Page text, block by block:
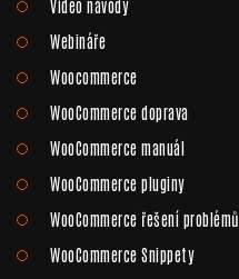
Video návody
Webináře
Woocommerce
WooCommerce doprava
WooCommerce manuál
WooCommerce pluginy
WooCommerce řešení problémů
WooCommerce Snippety